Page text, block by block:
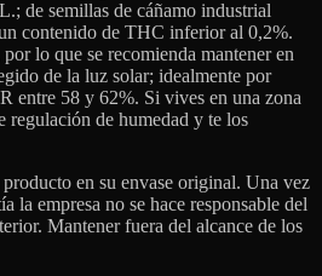
de semillas de cáñamo industrial
contenido de THC inferior al 0,2%.
lo que se recomienda mantener en
de la luz solar; idealmente por
entre 58 y 62%. Si vives en una zona
regulación de humedad y te los
en su envase original. Una vez
la empresa no se hace responsable del
Mantener fuera del alcance de los